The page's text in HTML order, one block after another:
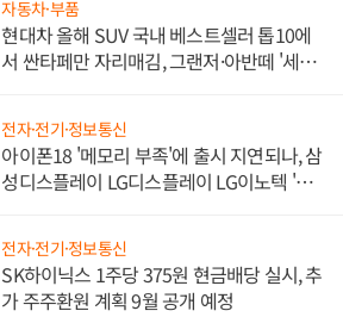
자동차·부품
현대차 올해 SUV 국내 베스트셀러 톱10에
서 싼타페만 자리매김, 그랜저·아반떼 '세단
전자·전기·정보통신
아이폰18 '메모리 부족'에 출시 지연되나, 삼
성디스플레이 LG디스플레이 LG이노텍 '탈
전자·전기·정보통신
SK하이닉스 1주당 375원 현금배당 실시, 추
가 주주환원 계획 9월 공개 예정